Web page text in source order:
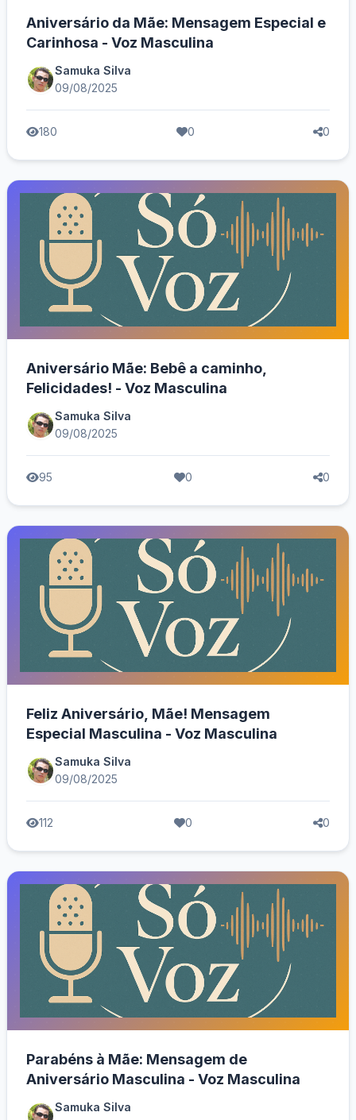
Aniversário da Mãe: Mensagem Especial e
Carinhosa - Voz Masculina
Samuka Silva
09/08/2025
180 0 0
Aniversário Mãe: Bebê a caminho,
Felicidades! - Voz Masculina
Samuka Silva
09/08/2025
95 0 0
Feliz Aniversário, Mãe! Mensagem
Especial Masculina - Voz Masculina
Samuka Silva
09/08/2025
112 0 0
Parabéns à Mãe: Mensagem de
Aniversário Masculina - Voz Masculina
Samuka Silva